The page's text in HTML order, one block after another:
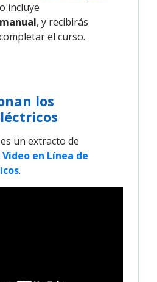
incluye
manual, y recibirás
el curso.
los
un extracto de
Video en Línea de
.